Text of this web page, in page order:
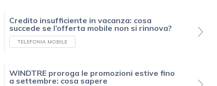
Credito insufficiente in vacanza: cosa
succede se l’offerta mobile non si rinnova?
TELEFONIA MOBILE
WINDTRE proroga le promozioni estive fino
a settembre: cosa sapere